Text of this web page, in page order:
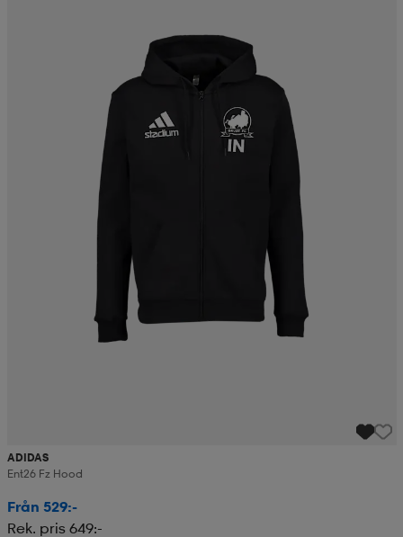
ADIDAS
Ent26 Fz Hood
Från 529:-
Rek. pris 649:-